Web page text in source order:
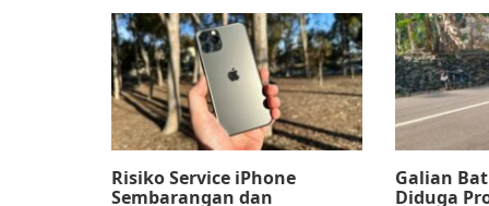
Risiko Service iPhone
Sembarangan dan
Galian
Diduga